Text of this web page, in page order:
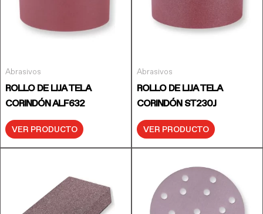
Abrasivos
ROLLO DE LIJA TELA
CORINDÓN ALF632
VER PRODUCTO
Abrasivos
ROLLO DE LIJA TELA
CORINDÓN ST230J
VER PRODUCTO